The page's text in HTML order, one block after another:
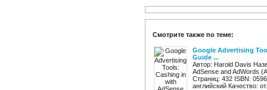
Смотрите также по теме:
Google Advertising
Guide ...
Автор: Harold Davis
AdSense and AdWords
Страниц: 432 ISBN:
английский Качество: